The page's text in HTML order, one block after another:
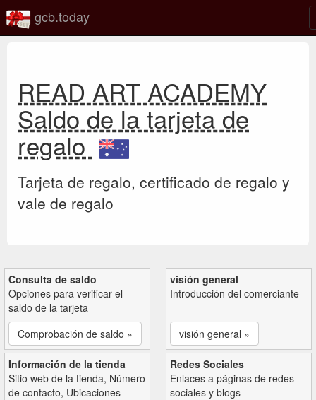
gcb.today
READ ART ACADEMY
Saldo de la tarjeta de
regalo
Tarjeta de regalo, certificado de regalo y
vale de regalo
Consulta de saldo
Opciones para verificar el
saldo de la tarjeta
Comprobación de saldo »
visión general
Introducción del comerciante
visión general »
Información de la tienda
Sitio web de la tienda, Número
de contacto, Ubicaciones
Redes Sociales
Enlaces a páginas de redes
sociales y blogs